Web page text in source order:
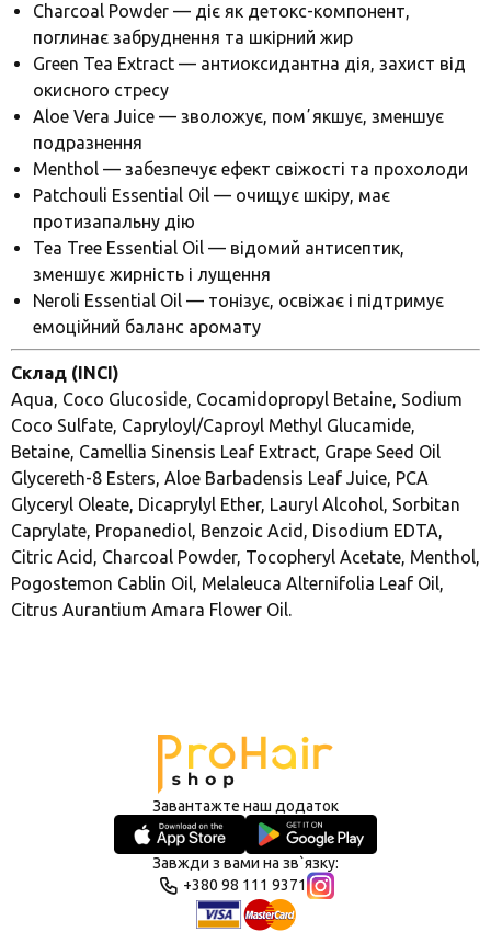
Charcoal Powder — діє як детокс-компонент,
поглинає забруднення та шкірний жир
Green Tea Extract — антиоксидантна дія, захист від
окисного стресу
Aloe Vera Juice — зволожує, помʼякшує, зменшує
подразнення
Menthol — забезпечує ефект свіжості та прохолоди
Patchouli Essential Oil — очищує шкіру, має
протизапальну дію
Tea Tree Essential Oil — відомий антисептик,
зменшує жирність і лущення
Neroli Essential Oil — тонізує, освіжає і підтримує
емоційний баланс аромату
Склад (INCI)
Aqua, Coco Glucoside, Cocamidopropyl Betaine, Sodium
Coco Sulfate, Capryloyl/Caproyl Methyl Glucamide,
Betaine, Camellia Sinensis Leaf Extract, Grape Seed Oil
Glycereth-8 Esters, Aloe Barbadensis Leaf Juice, PCA
Glyceryl Oleate, Dicaprylyl Ether, Lauryl Alcohol, Sorbitan
Caprylate, Propanediol, Benzoic Acid, Disodium EDTA,
Citric Acid, Charcoal Powder, Tocopheryl Acetate, Menthol,
Pogostemon Cablin Oil, Melaleuca Alternifolia Leaf Oil,
Citrus Aurantium Amara Flower Oil.
Завантажте наш додаток
Завжди з вами на зв`язку:
+380 98 111 9371